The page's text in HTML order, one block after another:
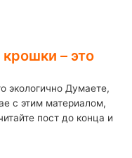
– это
экологично Думаете,
с этим материалом,
пост до конца и